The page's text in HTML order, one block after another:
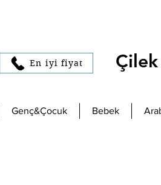
En iyi fiyat Çilek
Genç&Çocuk Bebek